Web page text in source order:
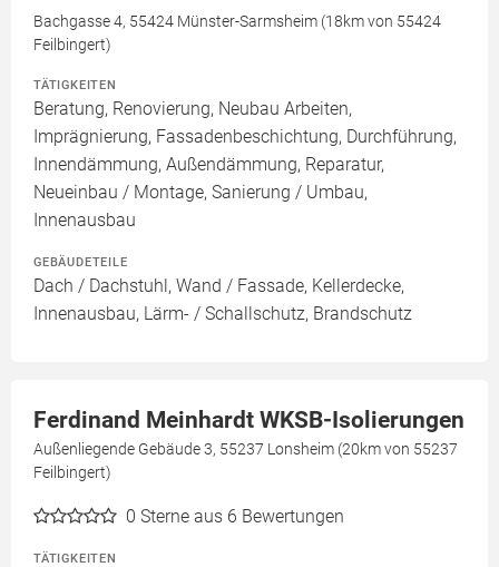
Bachgasse 4, 55424 Münster-Sarmsheim (18km von 55424
Feilbingert)
TÄTIGKEITEN
Beratung, Renovierung, Neubau Arbeiten,
Imprägnierung, Fassadenbeschichtung, Durchführung,
Innendämmung, Außendämmung, Reparatur,
Neueinbau / Montage, Sanierung / Umbau,
Innenausbau
GEBÄUDETEILE
Dach / Dachstuhl, Wand / Fassade, Kellerdecke,
Innenausbau, Lärm- / Schallschutz, Brandschutz
Ferdinand Meinhardt WKSB-Isolierungen
Außenliegende Gebäude 3, 55237 Lonsheim (20km von 55237
Feilbingert)
0 Sterne aus 6 Bewertungen
TÄTIGKEITEN